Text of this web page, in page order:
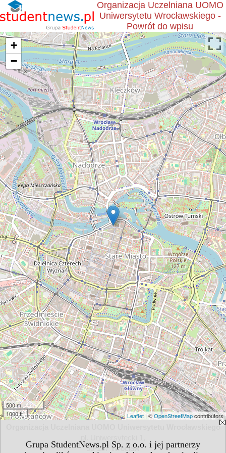
Grupa StudentNews.pl Sp. z o.o. i jej partnerzy
Organizacja Uczelniana UOMO
Uniwersytetu Wrocławskiego -
Powrót do wpisu
+
−
500 m
1000 ft
Leaflet| ©OpenStreetMapcontributors
Organizacja Uczelniana UOMO Uniwersytetu Wrocławskiego
50-137 Wrocław